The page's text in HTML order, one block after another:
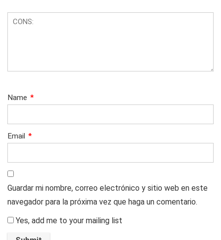
Name *
Email *
Guardar mi nombre, correo electrónico y sitio web en este
navegador para la próxima vez que haga un comentario.
Yes, add me to your mailing list